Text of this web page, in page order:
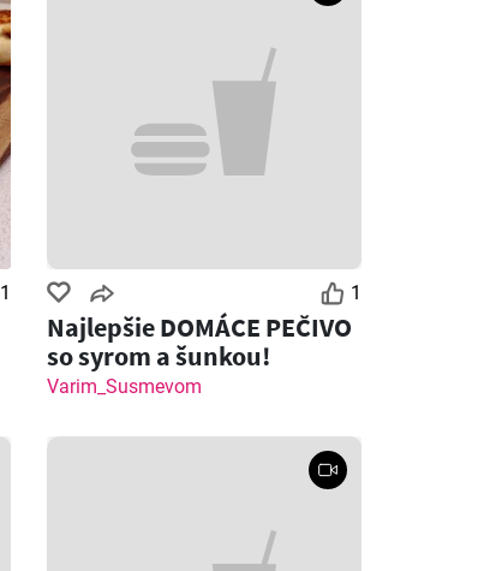
1 1
Najlepšie DOMÁCE PEČIVO
so syrom a šunkou!
Varim_Susmevom